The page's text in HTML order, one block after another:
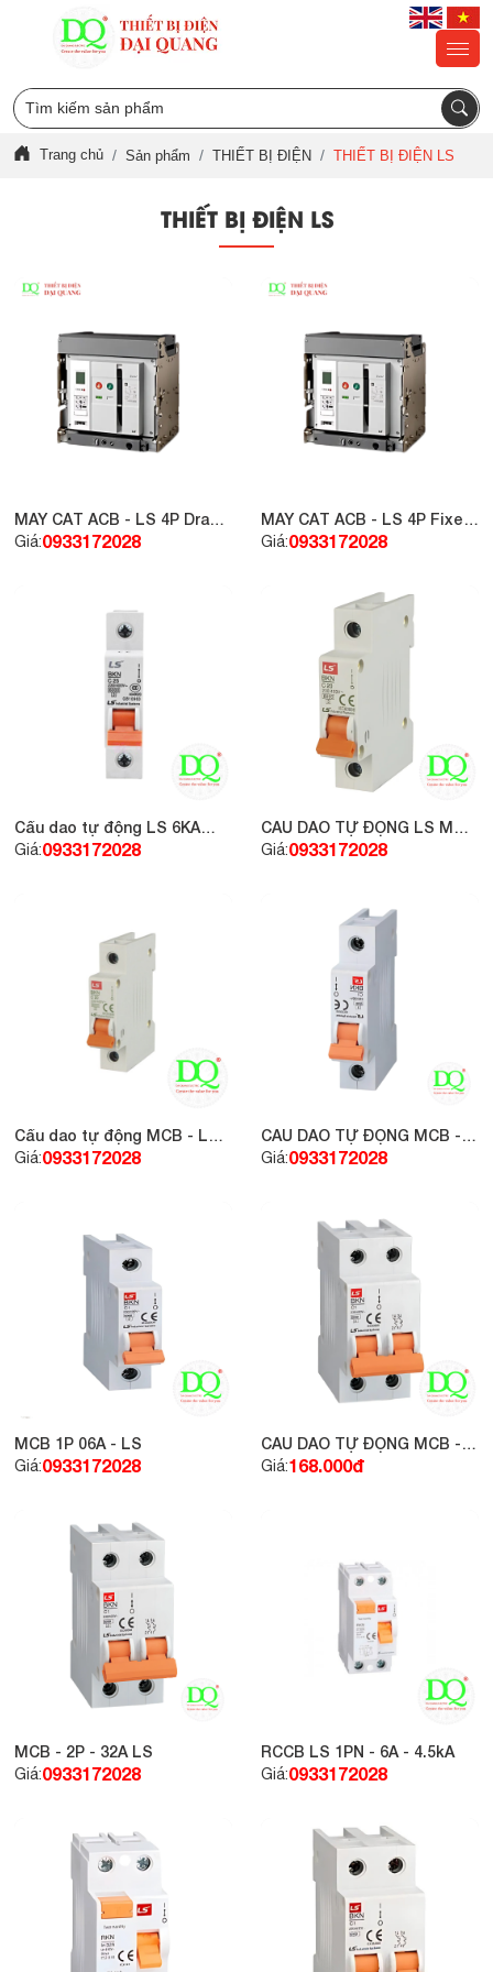
Trang chủ Sản phẩm THIẾT BỊ ĐIỆN THIẾT BỊ ĐIỆN LS
THIẾT BỊ ĐIỆN LS
MÁY CẮT ACB - LS 4P Draw
Out – 800A 65kA – AN-08D4-
Giá:0933172028
MÁY CẮT ACB - LS 4P Fixed
– 2500A 85kA – AS-25E4-25H
Giá:0933172028
Cầu dao tự động LS 6KA
BKN1P-25A
Giá:0933172028
CẦU DAO TỰ ĐỘNG LS MCB
1P 20A 6KA
Giá:0933172028
Cầu dao tự động MCB - LS
1P 16A 6KA
Giá:0933172028
CẦU DAO TỰ ĐỘNG MCB -
LS 1P 6A 6KA
Giá:0933172028
MCB 1P 06A - LS
Giá:0933172028
CẦU DAO TỰ ĐỘNG MCB -
LS 2P 20A 6KA
Giá:168.000đ
MCB - 2P - 32A LS
Giá:0933172028
RCCB LS 1PN - 6A - 4.5kA
Giá:0933172028